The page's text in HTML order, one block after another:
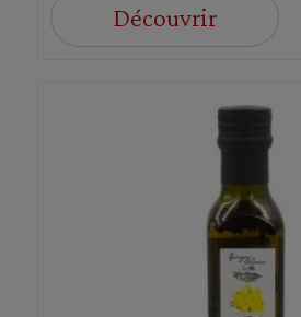
Découvrir